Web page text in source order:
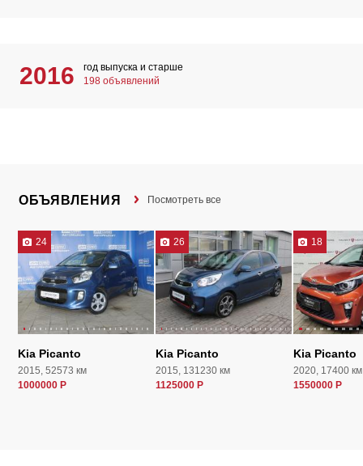
2016
год выпуска и старше
198 объявлений
ОБЪЯВЛЕНИЯ Посмотреть все
24
Kia Picanto
2015, 52573 км
1000000 Р
26
Kia Picanto
2015, 131230 км
1125000 Р
18
Kia Picanto
2020, 17400 км
1550000 Р